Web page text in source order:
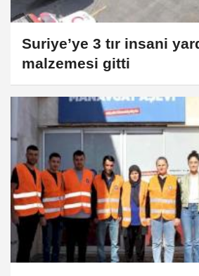
Suriye’ye 3 tır insani
malzemesi gitti